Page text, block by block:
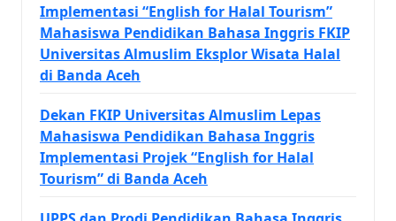
Implementasi “English for Halal Tourism”
Mahasiswa Pendidikan Bahasa Inggris FKIP
Universitas Almuslim Eksplor Wisata Halal
di Banda Aceh
Dekan FKIP Universitas Almuslim Lepas
Mahasiswa Pendidikan Bahasa Inggris
Implementasi Projek “English for Halal
Tourism” di Banda Aceh